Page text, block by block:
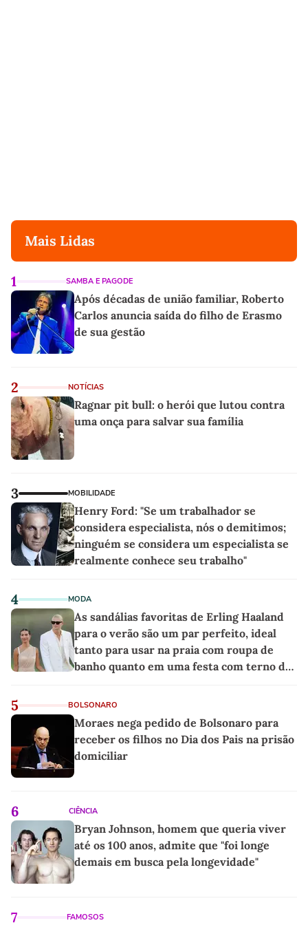
Mais Lidas
1 SAMBA E PAGODE
Após décadas de união familiar, Roberto
Carlos anuncia saída do filho de Erasmo
de sua gestão
2 NOTÍCIAS
Ragnar pit bull: o herói que lutou contra
uma onça para salvar sua família
3 MOBILIDADE
Henry Ford: "Se um trabalhador se
considera especialista, nós o demitimos;
ninguém se considera um especialista se
realmente conhece seu trabalho"
4 MODA
As sandálias favoritas de Erling Haaland
para o verão são um par perfeito, ideal
tanto para usar na praia com roupa de
banho quanto em uma festa com terno de
5 BOLSONARO
Moraes nega pedido de Bolsonaro para
receber os filhos no Dia dos Pais na prisão
domiciliar
6 CIÊNCIA
Bryan Johnson, homem que queria viver
até os 100 anos, admite que "foi longe
demais em busca pela longevidade"
7 FAMOSOS